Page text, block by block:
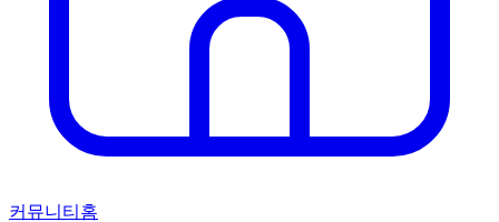
커뮤니티홈